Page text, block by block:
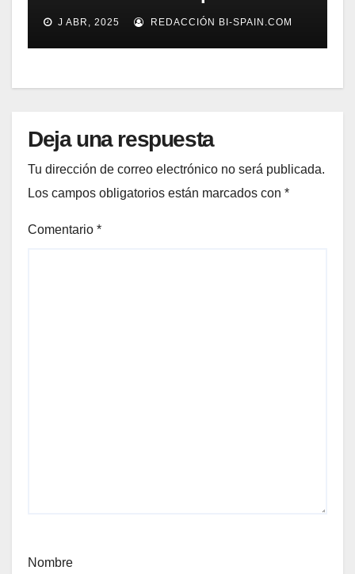
gestión documental
J ABR, 2025 REDACCIÓN BI-SPAIN.COM
Deja una respuesta
Tu dirección de correo electrónico no será publicada.
Los campos obligatorios están marcados con *
Comentario *
Nombre